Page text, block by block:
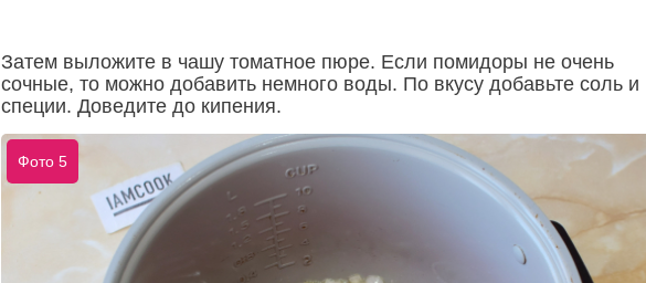
Затем выложите в чашу томатное пюре. Если помидоры не очень
сочные, то можно добавить немного воды. По вкусу добавьте соль и
специи. Доведите до кипения.
Фото 5